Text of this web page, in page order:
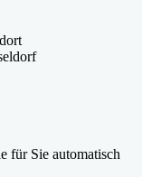
für Sie automatisch